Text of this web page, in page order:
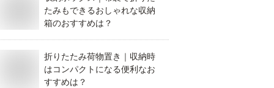
たみもできるおしゃれな収納
箱のおすすめは？
折りたたみ荷物置き｜収納時
はコンパクトになる便利なお
すすめは？